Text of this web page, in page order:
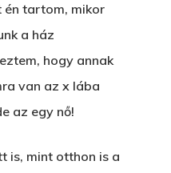
én tartom, mikor
a ház
hogy annak
van az x lába
az egy nő!
is, mint otthon is a